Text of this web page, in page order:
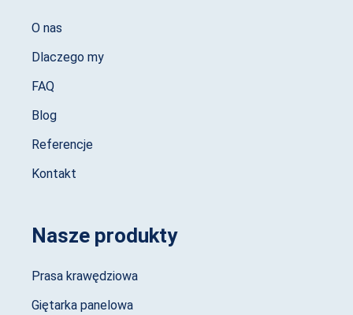
O nas
Dlaczego my
FAQ
Blog
Referencje
Kontakt
Nasze produkty
Prasa krawędziowa
Giętarka panelowa